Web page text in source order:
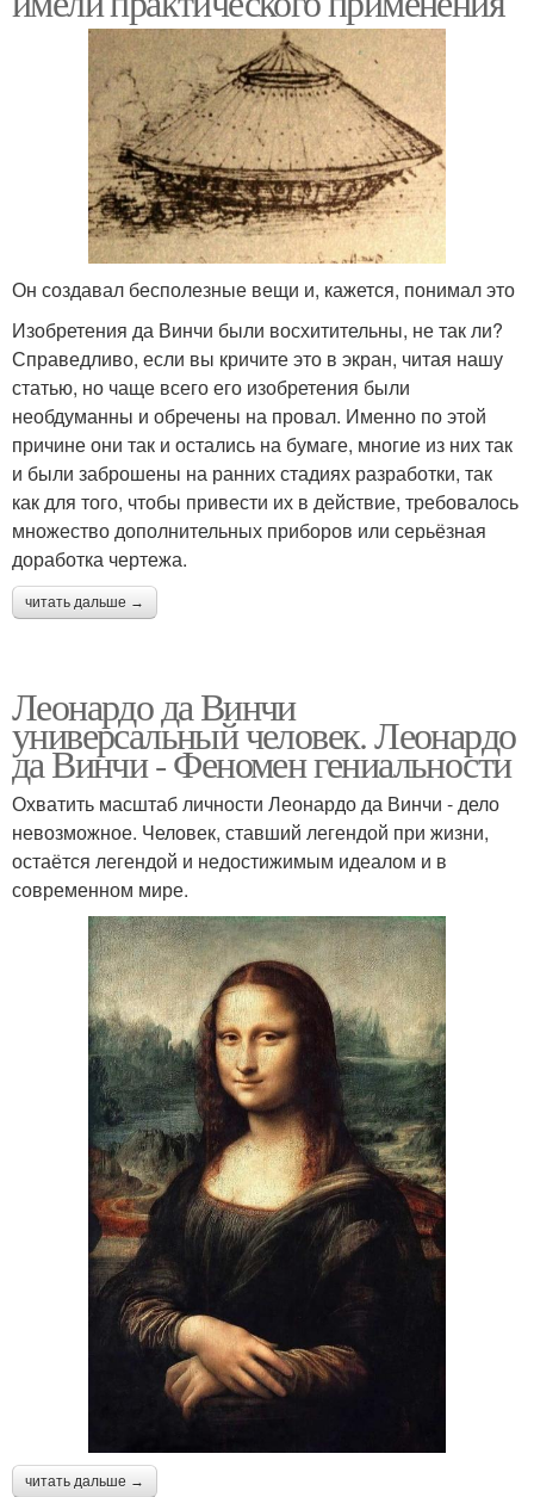
Он создавал бесполезные вещи и, кажется, понимал это
Изобретения да Винчи были восхитительны, не так ли?
Справедливо, если вы кричите это в экран, читая нашу
статью, но чаще всего его изобретения были
необдуманны и обречены на провал. Именно по этой
причине они так и остались на бумаге, многие из них так
и были заброшены на ранних стадиях разработки, так
как для того, чтобы привести их в действие, требовалось
множество дополнительных приборов или серьёзная
доработка чертежа.
читать дальше →
Леонардо да Винчи
универсальный человек. Леонардо
да Винчи - Феномен гениальности
Охватить масштаб личности Леонардо да Винчи - дело
невозможное. Человек, ставший легендой при жизни,
остаётся легендой и недостижимым идеалом и в
современном мире.
читать дальше →